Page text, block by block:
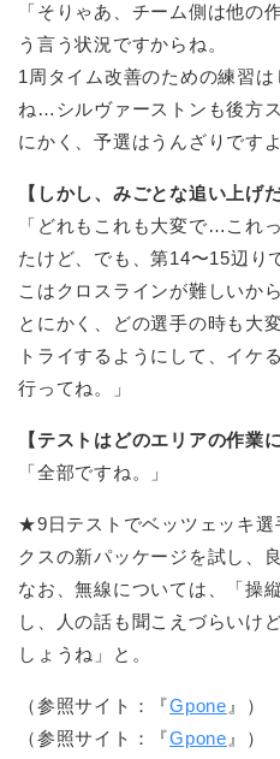
「そりゃあ、チーム側は他の
う言う状況ですからね。
1周タイム改善のための練習
ね…シルヴァーストンも後方
にかく、予選はうんざりですよ
【しかし、みごとな追い上げ
「どれもこれも大変で…これ
たけど、でも、第14〜15辺り
こはクロスラインが難しいから
とにかく、どの選手の時も大
トライするようにして、イケ
行ってね。」
【テストはどのエリアの作業
「全部ですね。」
★9日テストでベッツェッキ選
クスの新パッケージを試し、
なお、無線については、「操
し、人の話も聞こえづらいけ
しょうね」と。
（参照サイト：『Gpone 』）
（参照サイト：『Gpone 』）